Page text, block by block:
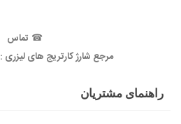
راهنمای مشتریان
☎ تماس
مرجع شارژ کارتریج های لیزری : 02188324275